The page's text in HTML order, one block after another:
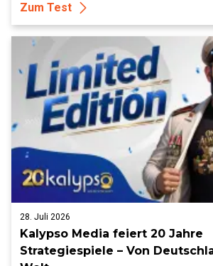
Zum Test
28. Juli 2026
Kalypso Media feiert 20 Jahre
Strategiespiele – Von